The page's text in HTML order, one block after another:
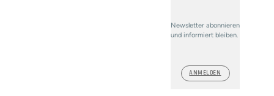
Newsletter abonnieren
und informiert bleiben.
ANMELDEN